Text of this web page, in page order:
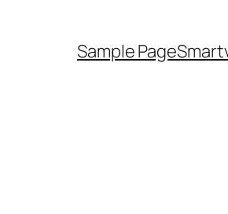
Sample Page